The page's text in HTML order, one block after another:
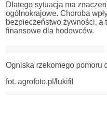
Dlatego sytuacja ma
ogólnokrajowe. Choroba
bezpieczeństwo żywności, a
finansowe dla hodowców.
Ogniska rzekomego pomoru
fot. agrofoto.pl/lukifil